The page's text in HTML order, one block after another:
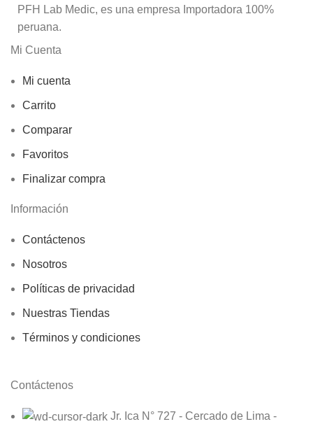
PFH Lab Medic, es una empresa Importadora 100%
peruana.
Mi Cuenta
Mi cuenta
Carrito
Comparar
Favoritos
Finalizar compra
Información
Contáctenos
Nosotros
Políticas de privacidad
Nuestras Tiendas
Términos y condiciones
Contáctenos
Jr. Ica N° 727 - Cercado de Lima -